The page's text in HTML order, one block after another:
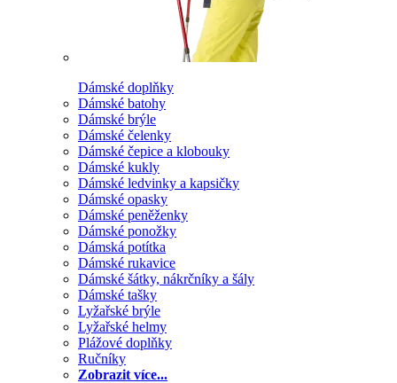
Dámské doplňky
Dámské batohy
Dámské brýle
Dámské čelenky
Dámské čepice a klobouky
Dámské kukly
Dámské ledvinky a kapsičky
Dámské opasky
Dámské peněženky
Dámské ponožky
Dámská potítka
Dámské rukavice
Dámské šátky, nákrčníky a šály
Dámské tašky
Lyžařské brýle
Lyžařské helmy
Plážové doplňky
Ručníky
Zobrazit více...